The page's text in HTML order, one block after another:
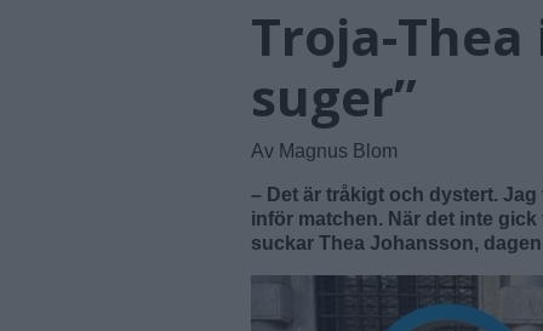
Troja-
suger”
Av Magnus Blom
– Det är tråkigt och dystert.
inför matchen. När det inte
suckar Thea Johansson,